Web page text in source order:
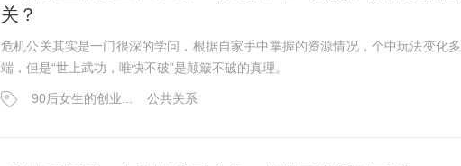
关？
危机公关其实是一门很深的学问，根据自家手中掌握的资源情况，个中玩法变化多
端，但是“世上武功，唯快不破”是颠簸不破的真理。
90后女生的创业... 公共关系